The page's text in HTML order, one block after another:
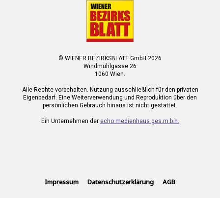
© WIENER BEZIRKSBLATT GmbH 2026
Windmühlgasse 26
1060 Wien.
Alle Rechte vorbehalten. Nutzung ausschließlich für den privaten
Eigenbedarf. Eine Weiterverwendung und Reproduktion über den
persönlichen Gebrauch hinaus ist nicht gestattet.
Ein Unternehmen der echo medienhaus ges.m.b.h.
Impressum Datenschutzerklärung AGB